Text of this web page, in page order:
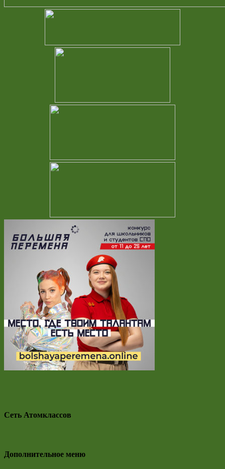
Сеть Атомклассов
Дополнительное меню